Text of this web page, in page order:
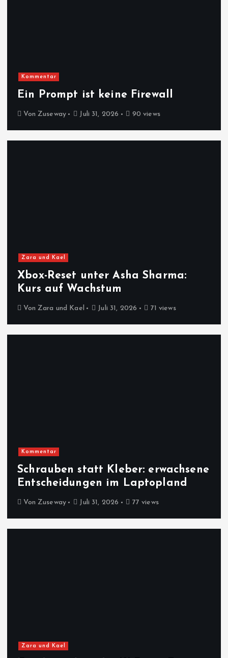
Kommentar
Ein Prompt ist keine Firewall
Von Zuseway Juli 31, 2026 90 views
Zara und Kael
Xbox-Reset unter Asha Sharma:
Kurs auf Wachstum
Von Zara und Kael Juli 31, 2026 71 views
Kommentar
Schrauben statt Kleber: erwachsene
Entscheidungen im Laptopland
Von Zuseway Juli 31, 2026 77 views
Zara und Kael